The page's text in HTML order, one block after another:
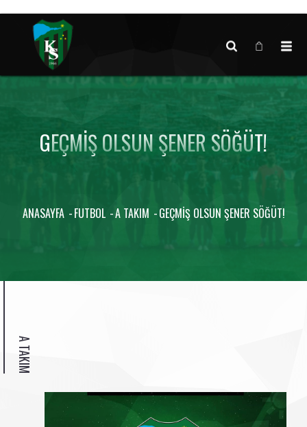
GEÇMIŞ OLSUN ŞENER SÖĞÜT!
ANASAYFA FUTBOL A TAKIM GEÇMIŞ OLSUN ŞENER SÖĞÜT!
A TAKIM